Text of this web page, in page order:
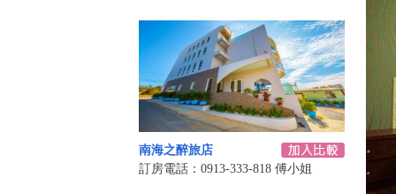
南海之醉旅店
訂房電話：0913-333-818 傅小姐